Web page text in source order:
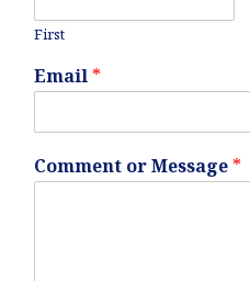
First
Email *
Comment or Message *